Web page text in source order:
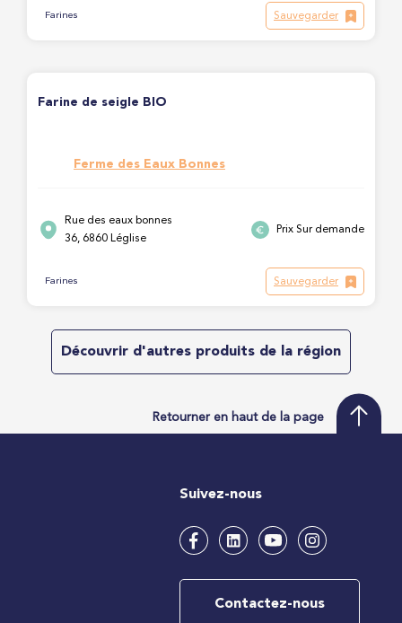
Farines Sauvegarder
Farine de seigle BIO
Ferme des Eaux Bonnes
Rue des eaux bonnes
36, 6860 Léglise
Prix Sur demande
Farines Sauvegarder
Découvrir d'autres produits de la région
Retourner en haut de la page
Suivez-nous
Contactez-nous